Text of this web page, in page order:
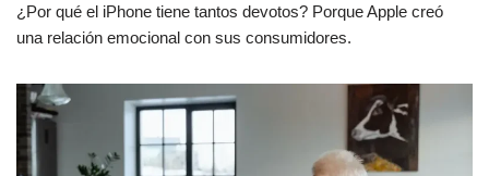
¿Por qué el iPhone tiene tantos devotos? Porque Apple creó
una relación emocional con sus consumidores.